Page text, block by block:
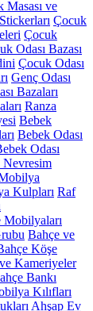
Masası ve
Çocuk
Çocuk
Odası Bazası
Çocuk Odası
Genç Odası
Bazaları
Ranza
Bebek
Bebek Odası
Odası
Nevresim
Kulpları Raf
Mobilyaları
Bahçe ve
Köşe
Kameriyeler
Bankı
Kılıfları
Ahşap Ev